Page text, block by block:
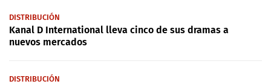
DISTRIBUCIÓN
Kanal D International lleva cinco de sus dramas a
nuevos mercados
DISTRIBUCIÓN